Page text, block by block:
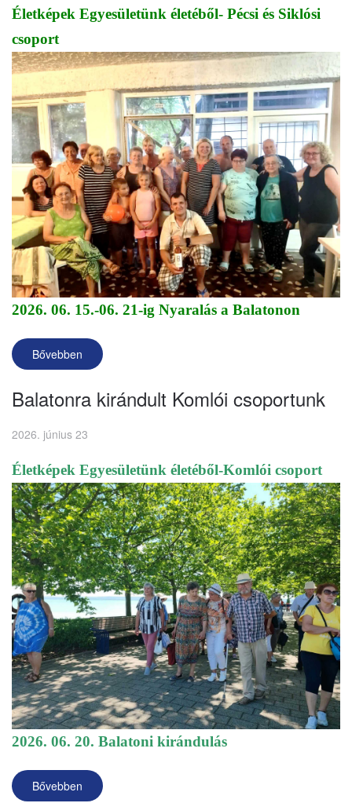
Életképek Egyesületünk életéből- Pécsi és Siklósi
csoport
2026. 06. 15.-06. 21-ig Nyaralás a Balatonon
Bővebben
Balatonra kirándult Komlói csoportunk
2026. június 23
Életképek Egyesületünk életéből-Komlói csoport
2026. 06. 20. Balatoni kirándulás
Bővebben